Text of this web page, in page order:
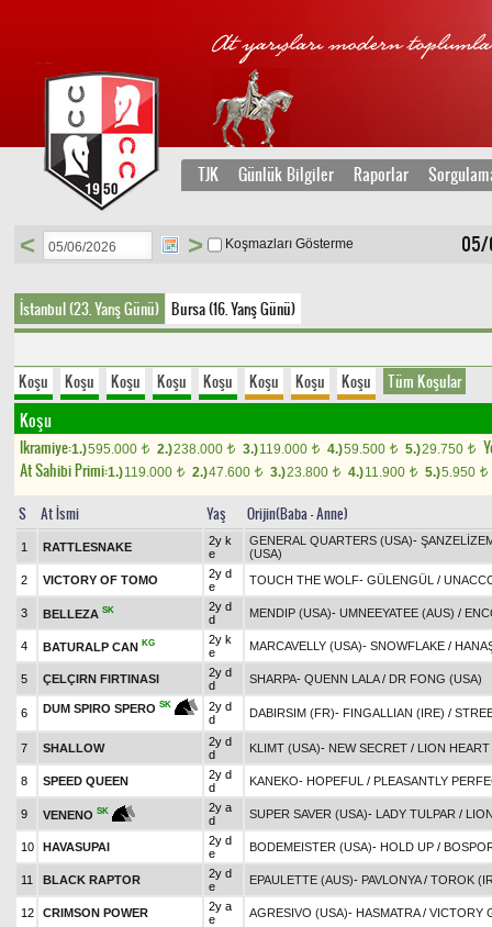
TJK Günlük Bilgiler Raporlar
05/
< > Koşmazları Gösterme
İstanbul (23. Yarış Günü) Bursa (16. Yarış Günü)
Koşu Koşu Koşu Koşu Koşu Koşu Koşu Koşu Tüm Koşular
Koşu
Ikramiye:1.)595.000 t 2.)238.000 t 3.)119.000 t 4.)59.500 t 5.)29.750 t
At Sahibi Primi:1.)119.000 t 2.)47.600 t 3.)23.800 t 4.)11.900 t 5.)5.950 t
S At İsmi Yaş Orijin(Baba - Anne)
1 RATTLESNAKE
2y k
e
GENERAL QUARTERS (USA)-
(USA)
2
VICTORY OF TOMO
2y d
e
TOUCH THE WOLF- GÜLENGÜL /
3 BELLEZA SK
2y d
d
MENDIP (USA)- UMNEEYATEE (AUS) /
4 BATURALP CAN KG
2y k
e
MARCAVELLY (USA)- SNOWFLAKE /
5 ÇELÇIRN FIRTINASI
2y d
d
SHARPA- QUENN LALA/ DR FONG (USA)
6 DUM SPIRO SPERO SK
2y d
d
DABIRSIM (FR)- FINGALLIAN (IRE) /
7 SHALLOW
2y d
d
KLIMT (USA)- NEW SECRET / LION
8 SPEED QUEEN
2y d
d
KANEKO- HOPEFUL / PLEASANTLY
9 VENENO SK
2y a
d
SUPER SAVER (USA)- LADY TULPAR /
10 HAVASUPAI
2y d
e
BODEMEISTER (USA)- HOLD UP /
11 BLACK RAPTOR
2y d
e
EPAULETTE (AUS)- PAVLONYA/ TOROK
12 CRIMSON POWER
2y a
e
AGRESIVO (USA)- HASMATRA/ VICTORY